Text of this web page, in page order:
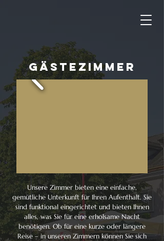
GÄSTEZIMMER
Unsere Zimmer bieten eine einfache,
gemütliche Unterkunft für Ihren Aufenthalt. Sie
sind funktional eingerichtet und bieten Ihnen
alles, was Sie für eine erholsame Nacht
benötigen. Ob für eine kurze oder längere
Reise – in unseren Zimmern können Sie sich